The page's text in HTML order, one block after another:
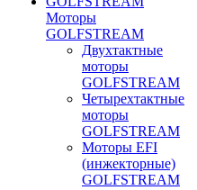
Моторы
GOLFSTREAM
Двухтактные
моторы
GOLFSTREAM
Четырехтактные
моторы
GOLFSTREAM
Моторы EFI
(инжекторные)
GOLFSTREAM